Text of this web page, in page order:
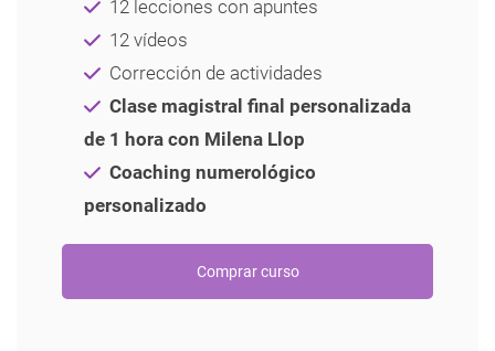
12 lecciones con apuntes
12 vídeos
Corrección de actividades
Clase magistral final personalizada
de 1 hora con Milena Llop
Coaching numerológico
personalizado